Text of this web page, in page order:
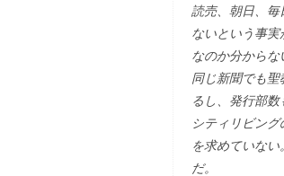
読売、朝日、毎
ないという事
なのか分からな
同じ新聞でも
るし、発行部
シティリビン
を求めていな
だ。